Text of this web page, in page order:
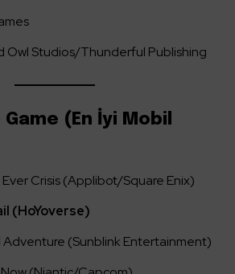
Owl Studios/Thunderful Publishing
(En İyi Mobil
Ever Crisis (Applibot/Square Enix)
(HoYoverse)
Adventure (Sunblink Entertainment)